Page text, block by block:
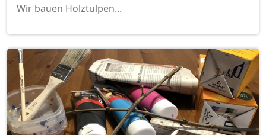
Wir bauen Holztulpen...